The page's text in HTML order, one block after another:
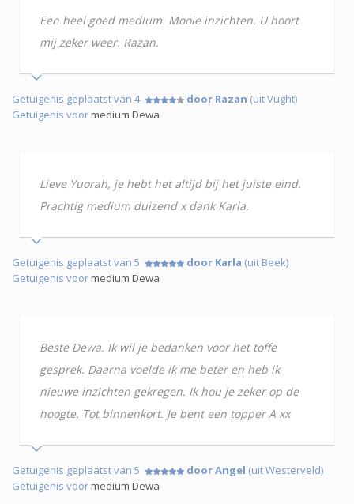
Een heel goed medium. Mooie inzichten. U hoort
mij zeker weer. Razan.
Getuigenis geplaatst van 4 door Razan (uit Vught)
Getuigenis voormedium Dewa
Lieve Yuorah, je hebt het altijd bij het juiste eind.
Prachtig medium duizend x dank Karla.
Getuigenis geplaatst van 5 door Karla (uit Beek)
Getuigenis voormedium Dewa
Beste Dewa. Ik wil je bedanken voor het toffe
gesprek. Daarna voelde ik me beter en heb ik
nieuwe inzichten gekregen. Ik hou je zeker op de
hoogte. Tot binnenkort. Je bent een topper A xx
Getuigenis geplaatst van 5 door Angel (uit Westerveld)
Getuigenis voormedium Dewa